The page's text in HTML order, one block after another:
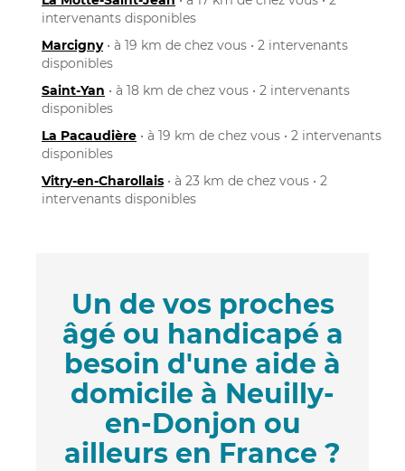
intervenants disponibles
Marcigny• à 19 km de chez vous • 2 intervenants
disponibles
Saint-Yan • à 18 km de chez vous • 2 intervenants
disponibles
La Pacaudière • à 19 km de chez vous • 2 intervenants
disponibles
Vitry-en-Charollais • à 23 km de chez vous • 2
intervenants disponibles
Un de vos proches
âgé ou handicapé a
besoin d'une aide à
domicile à Neuilly-
en-Donjon ou
ailleurs en France ?